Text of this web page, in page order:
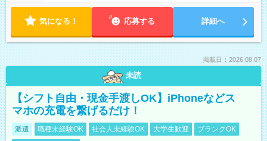
気になる！ 応募する 詳細へ
掲載日：2026.08.07
未読
【シフト自由・現金手渡しOK】iPhoneなどス
マホの充電を繋げるだけ！
派遣 職種未経験OK 社会人未経験OK 大学生歓迎
ブランクOK